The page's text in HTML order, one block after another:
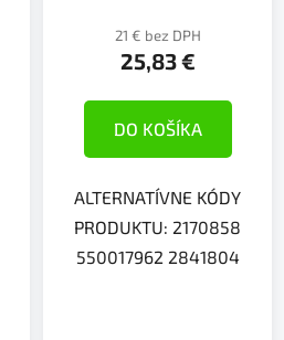
21 € bez DPH
25,83 €
DO KOŠÍKA
ALTERNATÍVNE KÓDY
PRODUKTU: 2170858
550017962 2841804